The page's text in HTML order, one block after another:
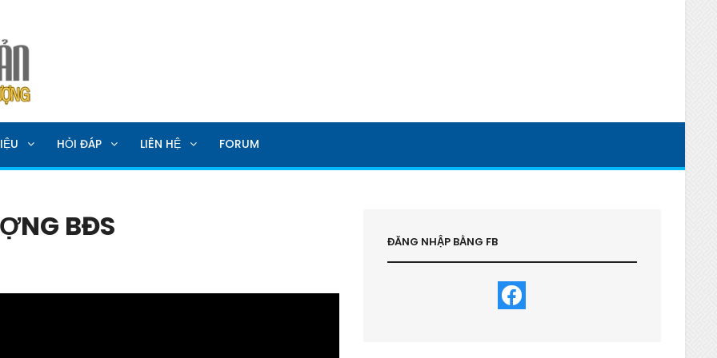
HỎI ĐÁP LIÊN HỆ FORUM
BĐS ĐĂNG NHẬP BẰNG FB